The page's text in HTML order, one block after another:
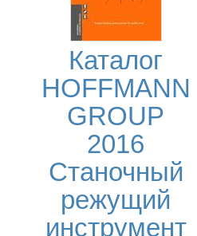
Каталог
HOFFMANN
GROUP
2016
Станочный
режущий
инструмент